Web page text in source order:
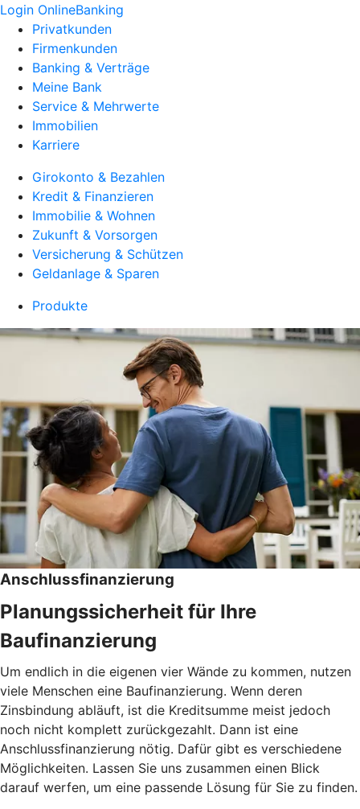
Login OnlineBanking
Privatkunden
Firmenkunden
Banking & Verträge
Meine Bank
Service & Mehrwerte
Immobilien
Karriere
Girokonto & Bezahlen
Kredit & Finanzieren
Immobilie & Wohnen
Zukunft & Vorsorgen
Versicherung & Schützen
Geldanlage & Sparen
Produkte
Anschlussfinanzierung
Planungssicherheit für Ihre
Baufinanzierung
Um endlich in die eigenen vier Wände zu kommen, nutzen
viele Menschen eine Baufinanzierung. Wenn deren
Zinsbindung abläuft, ist die Kreditsumme meist jedoch
noch nicht komplett zurückgezahlt. Dann ist eine
Anschlussfinanzierung nötig. Dafür gibt es verschiedene
Möglichkeiten. Lassen Sie uns zusammen einen Blick
darauf werfen, um eine passende Lösung für Sie zu finden.